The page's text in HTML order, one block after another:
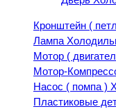
Кронштейн (
Лампа
Мотор (
Мотор-
Насос ( помпа )
Пластиковые